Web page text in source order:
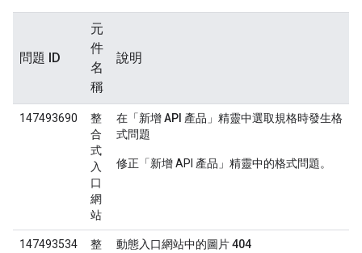
問題 ID
元
件
名
稱
說明
147493690
整
合
式
入
口
網
站
在「新增 API 產品」精靈中選取規格時發生格
式問題
修正「新增 API 產品」精靈中的格式問題。
147493534
整
動態入口網站中的圖片 404